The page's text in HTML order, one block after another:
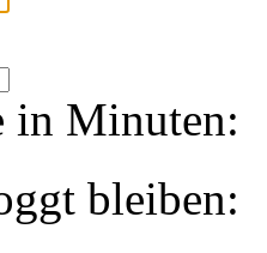
in Minuten:
bleiben: